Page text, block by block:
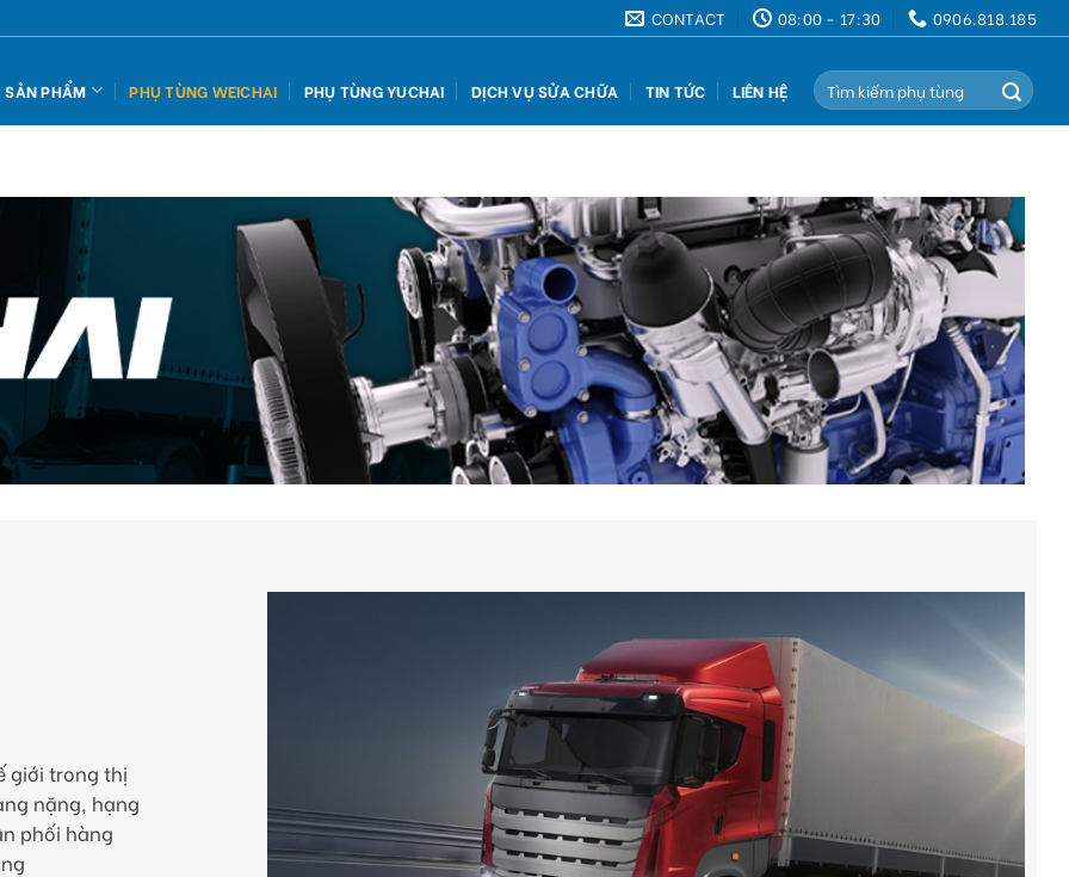
CONTACT 08:00 - 17:30 0906.818.185
SẢN PHẨM PHỤ TÙNG WEICHAI PHỤ TÙNG YUCHAI DỊCH VỤ SỬA CHỮA TIN TỨC LIÊN HỆ
Search
for:
giới trong thị
nặng, hạng
phối hàng